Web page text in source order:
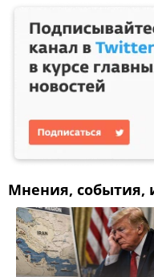
Мнения, события,